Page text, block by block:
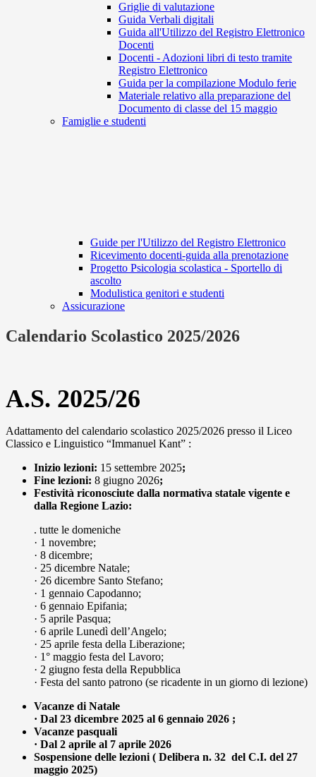
Griglie di valutazione
Guida Verbali digitali
Guida all'Utilizzo del Registro Elettronico
Docenti
Docenti - Adozioni libri di testo tramite
Registro Elettronico
Guida per la compilazione Modulo ferie
Materiale relativo alla preparazione del
Documento di classe del 15 maggio
Famiglie e studenti
Guide per l'Utilizzo del Registro Elettronico
Ricevimento docenti-guida alla prenotazione
Progetto Psicologia scolastica - Sportello di
ascolto
Modulistica genitori e studenti
Assicurazione
Calendario Scolastico 2025/2026
A.S. 2025/26
Adattamento del calendario scolastico 2025/2026 presso il Liceo
Classico e Linguistico “Immanuel Kant” :
Inizio lezioni: 15 settembre 2025;
Fine lezioni: 8 giugno 2026;
Festività riconosciute dalla normativa statale vigente e
dalla Regione Lazio:
. tutte le domeniche
· 1 novembre;
· 8 dicembre;
· 25 dicembre Natale;
· 26 dicembre Santo Stefano;
· 1 gennaio Capodanno;
· 6 gennaio Epifania;
· 5 aprile Pasqua;
· 6 aprile Lunedì dell’Angelo;
· 25 aprile festa della Liberazione;
· 1° maggio festa del Lavoro;
· 2 giugno festa della Repubblica
· Festa del santo patrono (se ricadente in un giorno di lezione)
Vacanze di Natale
· Dal 23 dicembre 2025 al 6 gennaio 2026 ;
Vacanze pasquali
· Dal 2 aprile al 7 aprile 2026
Sospensione delle lezioni ( Delibera n. 32 del C.I. del 27
maggio 2025)